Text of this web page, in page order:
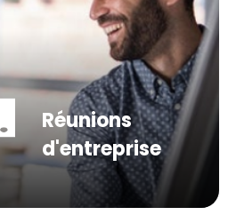
Réunions
d'entreprise